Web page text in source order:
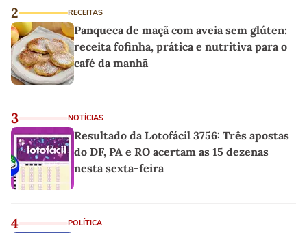
2 RECEITAS
Panqueca de maçã com aveia sem glúten:
receita fofinha, prática e nutritiva para o
café da manhã
3 NOTÍCIAS
Resultado da Lotofácil 3756: Três apostas
do DF, PA e RO acertam as 15 dezenas
nesta sexta-feira
4 POLÍTICA